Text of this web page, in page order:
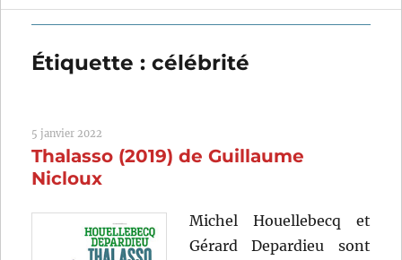
:
OK
Étiquette :célébrité
5 janvier 2022
Thalasso (2019) de Guillaume
Nicloux
Michel Houellebecq et
Gérard Depardieu sont